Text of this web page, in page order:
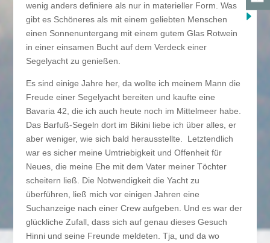
wenig anders definiere als nur in materieller Form. Was
gibt es Schöneres als mit einem geliebten Menschen
einen Sonnenuntergang mit einem gutem Glas Rotwein
in einer einsamen Bucht auf dem Verdeck einer
Segelyacht zu genießen.
Es sind einige Jahre her, da wollte ich meinem Mann die
Freude einer Segelyacht bereiten und kaufte eine
Bavaria 42, die ich auch heute noch im Mittelmeer habe.
Das Barfuß-Segeln dort im Bikini liebe ich über alles, er
aber weniger, wie sich bald herausstellte. Letztendlich
war es sicher meine Umtriebigkeit und Offenheit für
Neues, die meine Ehe mit dem Vater meiner Töchter
scheitern ließ. Die Notwendigkeit die Yacht zu
überführen, ließ mich vor einigen Jahren eine
Suchanzeige nach einer Crew aufgeben. Und es war der
glückliche Zufall, dass sich auf genau dieses Gesuch
Hinni und seine Freunde meldeten. Tja, und da wo